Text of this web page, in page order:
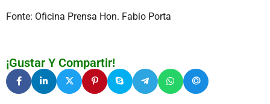
Fonte: Oficina Prensa Hon. Fabio Porta
¡Gustar Y Compartir!